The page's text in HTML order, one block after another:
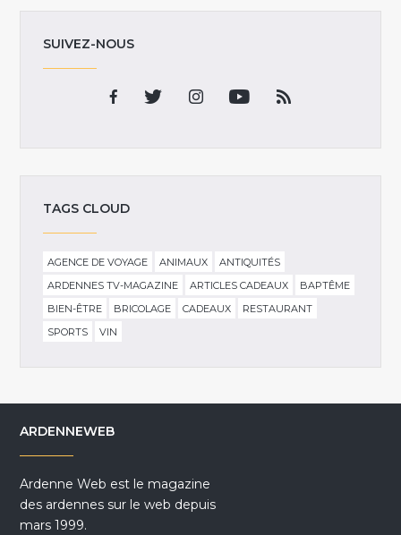
SUIVEZ-NOUS
TAGS CLOUD
AGENCE DE VOYAGE ANIMAUX
ANTIQUITÉS
ARDENNES TV-MAGAZINE
ARTICLES CADEAUX
BAPTÊME
BIEN-ÊTRE
BRICOLAGE CADEAUX
RESTAURANT
SPORTS
VIN
ARDENNEWEB
Ardenne Web est le magazine
des ardennes sur le web depuis
mars 1999.